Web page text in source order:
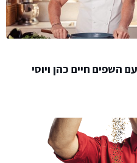
השפים חיים כהן ויוסי